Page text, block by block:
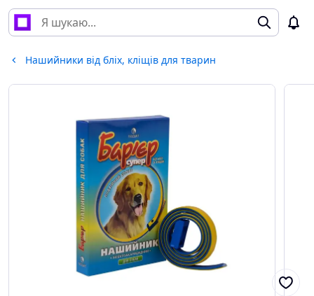
Нашийники від бліх, кліщів для тварин